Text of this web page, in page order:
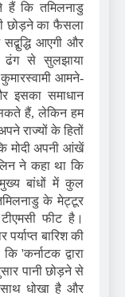
हैं कि तमिलनाडु
छोड़ने का फैसला
आएगी और
ढंग से सुलझाया
आमने-
इसका समाधान
हैं, लेकिन हम
राज्यों के हितों
मोदी अपनी आंखें
ने कहा था कि
बांधों में कुल
के मेट्टूर
फीट है।
बारिश की
'कर्नाटक द्वारा
पानी छोड़ने से
धोखा है और